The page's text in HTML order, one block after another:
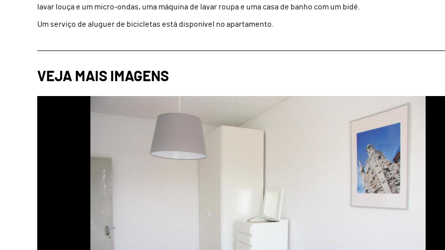
lavar louça e um micro-ondas, uma máquina de lavar roupa e uma casa de banho com um bidé.
Um serviço de aluguer de bicicletas está disponível no apartamento.